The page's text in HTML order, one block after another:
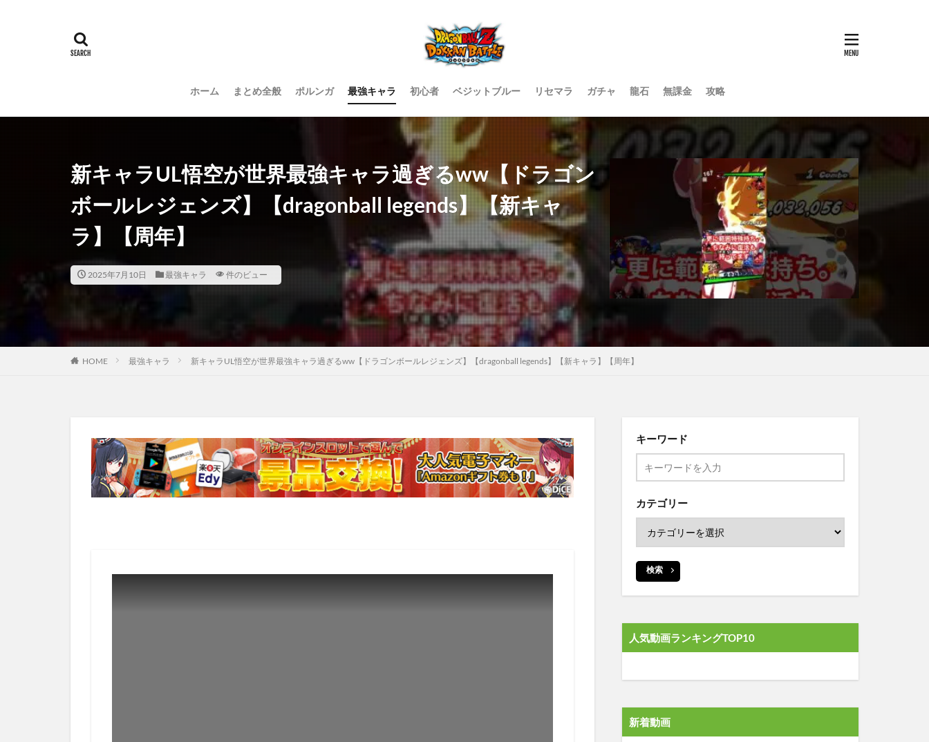
ホーム まとめ全般 ポルンガ 最強キャラ 初心者 ベジットブルー リセマラ ガチャ 龍石 無課金 攻略
新キャラUL悟空が世界最強キャラ過ぎるww【ドラゴン
ボールレジェンズ】【dragonball legends】【新キャ
ラ】【周年】
2025年7月10日 最強キャラ 件のビュー
HOME 最強キャラ 新キャラUL悟空が世界最強キャラ過ぎるww【ドラゴンボールレジェンズ】【dragonball legends】【新キャラ】【周年】
キーワード
カテゴリー
検索
人気動画ランキングTOP10
新着動画